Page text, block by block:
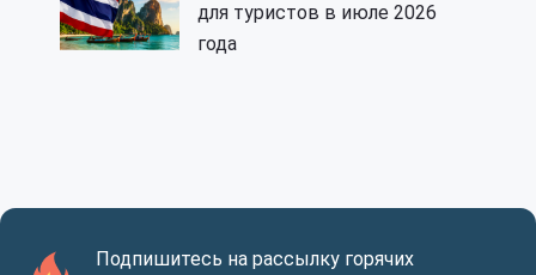
для туристов в июле 2026
года
Подпишитесь на рассылку горячих